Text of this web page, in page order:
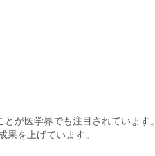
が医学界でも注目されています。
を上げています。